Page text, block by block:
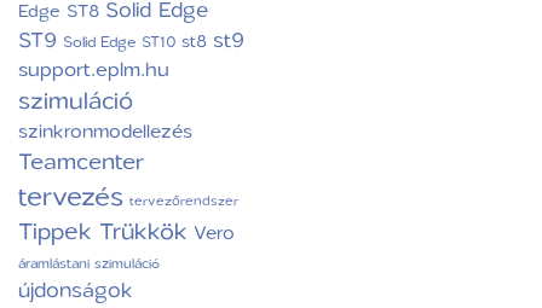
Edge ST8 Solid Edge
ST9 Solid Edge ST10 st8 st9
support.eplm.hu
szimuláció
szinkronmodellezés
Teamcenter
tervezés tervezőrendszer
Tippek Trükkök Vero
áramlástani szimuláció
újdonságok